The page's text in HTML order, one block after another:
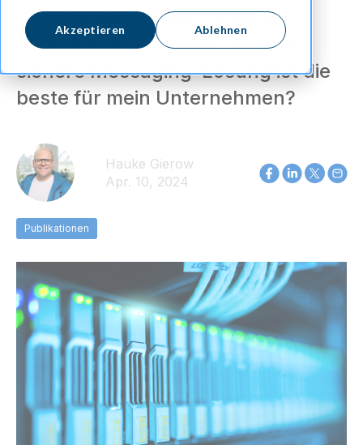
Akzeptieren Ablehnen
On-Premises in der Cloud oder
hybrides Deployment - welche
sichere Messaging-Lösung ist die
beste für mein Unternehmen?
Hauke Gierow
Apr. 10, 2024
Publikationen